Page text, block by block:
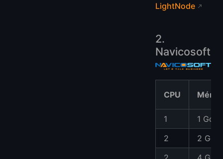
LightNode
2.
Navicosoft
CPU
1
1 Go
2
2 Go